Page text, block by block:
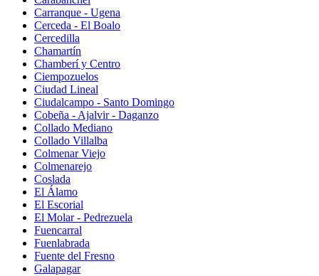
Carranque - Ugena
Cerceda - El Boalo
Cercedilla
Chamartín
Chamberí y Centro
Ciempozuelos
Ciudad Lineal
Ciudalcampo - Santo Domingo
Cobeña - Ajalvir - Daganzo
Collado Mediano
Collado Villalba
Colmenar Viejo
Colmenarejo
Coslada
El Álamo
El Escorial
El Molar - Pedrezuela
Fuencarral
Fuenlabrada
Fuente del Fresno
Galapagar